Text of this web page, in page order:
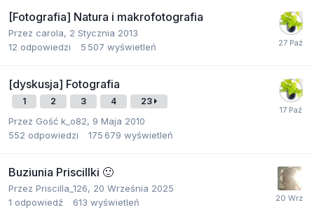
[Fotografia] Natura i makrofotografia
Przez carola, 2 Stycznia 2013
12 odpowiedzi 5 507 wyświetleń
[dyskusja] Fotografia
1 2 3 4 23
Przez Gość k_o82, 9 Maja 2010
552 odpowiedzi 175 679 wyświetleń
Buziunia Priscillki 🙂
Przez Priscilla_126, 20 Września 2025
1 odpowiedź 613 wyświetleń